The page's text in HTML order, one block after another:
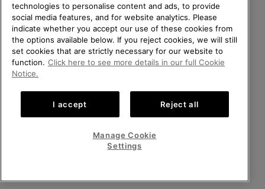
Nederland (Nederlands) | English ›
2026SOREL. All rights reserved.
Privacybeleid Gebruiksvoorwaarden Verkoopvoorwaarden
WELKOM BIJ SOREL.
SELECTEER JE
VERZENDLOCATIE.
Online shoppen beschikbaar
Netherlands-English
Online
Netherlands-Dutch
ALLE LOCATIES BEKIJKEN
technologies to personalise content and ads, to provide
social media features, and for website analytics. Please
indicate whether you accept our use of these cookies from
the options available below. If you reject cookies, we will still
set cookies that are strictly necessary for our website to
function. Click here to see more details in our full Cookie
Notice.
I accept Reject all
Manage Cookie
Settings